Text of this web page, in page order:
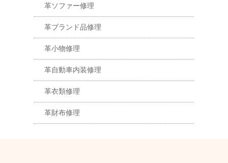
革ソファー修理
革ブランド品修理
革小物修理
革自動車内装修理
革衣類修理
革財布修理